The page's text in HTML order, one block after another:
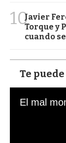
10Javier
Torque y
cuando
Te